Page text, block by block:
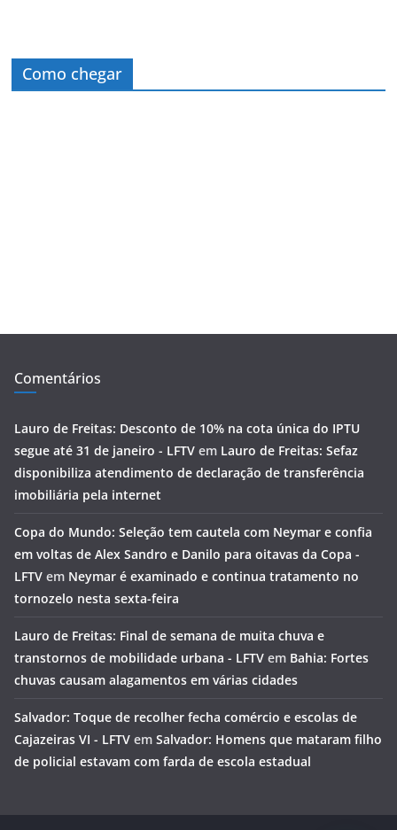
Como chegar
Comentários
Lauro de Freitas: Desconto de 10% na cota única do IPTU
segue até 31 de janeiro - LFTV em Lauro de Freitas: Sefaz
disponibiliza atendimento de declaração de transferência
imobiliária pela internet
Copa do Mundo: Seleção tem cautela com Neymar e confia
em voltas de Alex Sandro e Danilo para oitavas da Copa -
LFTV em Neymar é examinado e continua tratamento no
tornozelo nesta sexta-feira
Lauro de Freitas: Final de semana de muita chuva e
transtornos de mobilidade urbana - LFTV em Bahia: Fortes
chuvas causam alagamentos em várias cidades
Salvador: Toque de recolher fecha comércio e escolas de
Cajazeiras VI - LFTV em Salvador: Homens que mataram filho
de policial estavam com farda de escola estadual